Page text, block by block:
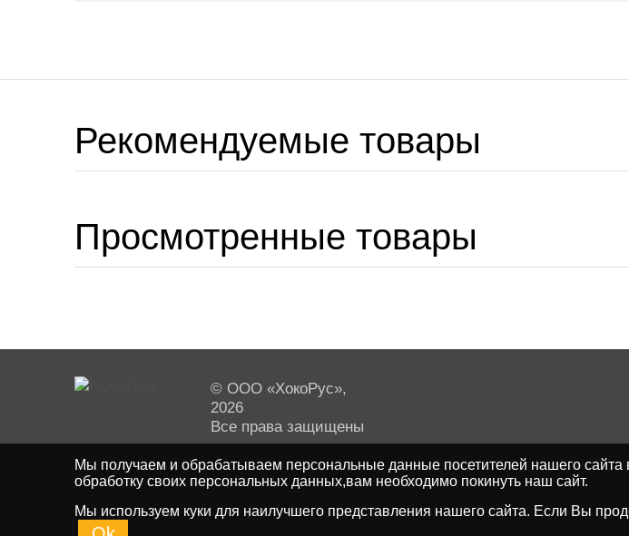
Рекомендуемые товары
Просмотренные товары
© ООО «ХокоРус»,
2026
Все права защищены
Мы получаем и обрабатываем персональные данные посетителей нашего сайта
обработку своих персональных данных,вам необходимо покинуть наш сайт.
Мы используем куки для наилучшего представления нашего сайта. Если Вы